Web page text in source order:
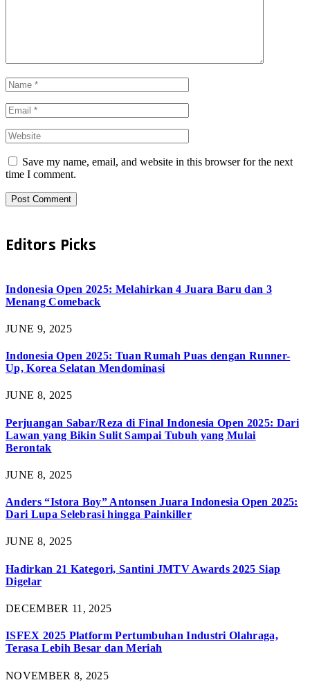
Save my name, email, and website in this browser for the next
time I comment.
Editors Picks
Indonesia Open 2025: Melahirkan 4 Juara Baru dan 3
Menang Comeback
JUNE 9, 2025
Indonesia Open 2025: Tuan Rumah Puas dengan Runner-
Up, Korea Selatan Mendominasi
JUNE 8, 2025
Perjuangan Sabar/Reza di Final Indonesia Open 2025: Dari
Lawan yang Bikin Sulit Sampai Tubuh yang Mulai
Berontak
JUNE 8, 2025
Anders “Istora Boy” Antonsen Juara Indonesia Open 2025:
Dari Lupa Selebrasi hingga Painkiller
JUNE 8, 2025
Hadirkan 21 Kategori, Santini JMTV Awards 2025 Siap
Digelar
DECEMBER 11, 2025
ISFEX 2025 Platform Pertumbuhan Industri Olahraga,
Terasa Lebih Besar dan Meriah
NOVEMBER 8, 2025